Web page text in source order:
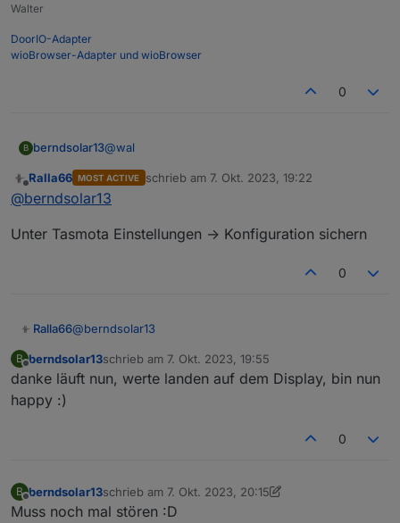
Walter
DoorIO-Adapter
wioBrowser-Adapter und wioBrowser
0
B berndsolar13@wal
kann man vorher die alte "notfalls" auslesen und
sichern ?
schieben
Offline
Ralla66 MOST ACTIVE schrieb am 7. Okt. 2023, 19:22
zuletzt editiert von
@berndsolar13
Unter Tasmota Einstellungen -> Konfiguration sichern
0
Ralla66@berndsolar13
Unter Tasmota Einstellungen -> Konfiguration sichern
B
Offline
berndsolar13schrieb am 7. Okt. 2023, 19:55
zuletzt editiert von
danke läuft nun, werte landen auf dem Display, bin nun
happy :)
0
B berndsolar13schrieb am 7. Okt. 2023, 20:15
zuletzt editiert von berndsolar13
Muss noch mal stören :D